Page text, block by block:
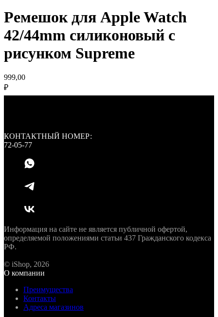
Ремешок для Apple Watch
42/44mm силиконовый с
рисунком Supreme
999,00
₽
КОНТАКТНЫЙ НОМЕР:
72-05-77
Информация на сайте не является публичной офертой,
определяемой положениями статьи 437 Гражданского кодекса
РФ.
© iShop, 2026
О компании
Преимущества
Контакты
Адреса магазинов